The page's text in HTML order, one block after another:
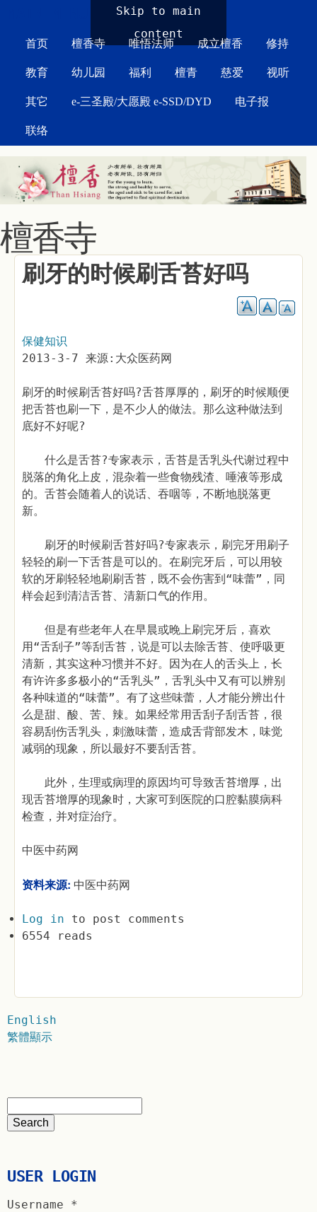
Skip to main
content
首页 檀香寺 唯悟法师 成立檀香 修持
教育 幼儿园 福利 檀青 慈爱 视听
其它 e-三圣殿/大愿殿 e-SSD/DYD 电子报
联络
檀香寺
刷牙的时候刷舌苔好吗
保健知识
2013-3-7 来源:大众医药网
刷牙的时候刷舌苔好吗?舌苔厚厚的，刷牙的时候顺便
把舌苔也刷一下，是不少人的做法。那么这种做法到
底好不好呢?
什么是舌苔?专家表示，舌苔是舌乳头代谢过程中
脱落的角化上皮，混杂着一些食物残渣、唾液等形成
的。舌苔会随着人的说话、吞咽等，不断地脱落更
新。
刷牙的时候刷舌苔好吗?专家表示，刷完牙用刷子
轻轻的刷一下舌苔是可以的。在刷完牙后，可以用较
软的牙刷轻轻地刷刷舌苔，既不会伤害到“味蕾”，同
样会起到清洁舌苔、清新口气的作用。
但是有些老年人在早晨或晚上刷完牙后，喜欢
用“舌刮子”等刮舌苔，说是可以去除舌苔、使呼吸更
清新，其实这种习惯并不好。因为在人的舌头上，长
有许许多多极小的“舌乳头”，舌乳头中又有可以辨别
各种味道的“味蕾”。有了这些味蕾，人才能分辨出什
么是甜、酸、苦、辣。如果经常用舌刮子刮舌苔，很
容易刮伤舌乳头，刺激味蕾，造成舌背部发木，味觉
减弱的现象，所以最好不要刮舌苔。
此外，生理或病理的原因均可导致舌苔增厚，出
现舌苔增厚的现象时，大家可到医院的口腔黏膜病科
检查，并对症治疗。
中医中药网
资料来源: 中医中药网
Log in to post comments
6554 reads
English
繁體顯示
USER LOGIN
Username *